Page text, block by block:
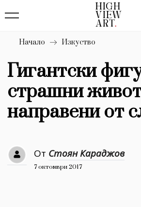
Бизнес
Мода
Dialogue
Изкуство
4340
Красота
Дизайн
Начало Изкуство
Гигантски
страшни
направени от
От Стоян Караджов
7 октомври 2017